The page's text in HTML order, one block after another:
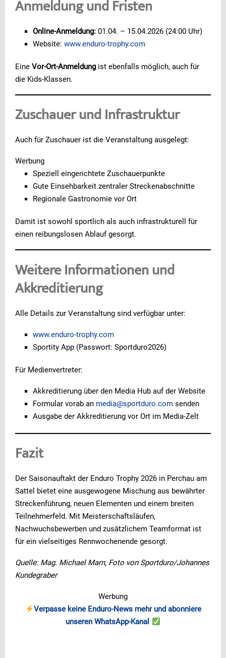
Anmeldung und Fristen
Online-Anmeldung: 01.04. – 15.04.2026 (24:00 Uhr)
Website: www.enduro-trophy.com
Eine Vor-Ort-Anmeldung ist ebenfalls möglich, auch für
die Kids-Klassen.
Zuschauer und Infrastruktur
Auch für Zuschauer ist die Veranstaltung ausgelegt:
Werbung
Speziell eingerichtete Zuschauerpunkte
Gute Einsehbarkeit zentraler Streckenabschnitte
Regionale Gastronomie vor Ort
Damit ist sowohl sportlich als auch infrastrukturell für
einen reibungslosen Ablauf gesorgt.
Weitere Informationen und
Akkreditierung
Alle Details zur Veranstaltung sind verfügbar unter:
www.enduro-trophy.com
Sportity App (Passwort: Sportduro2026)
Für Medienvertreter:
Akkreditierung über den Media Hub auf der Website
Formular vorab an media@sportduro.com senden
Ausgabe der Akkreditierung vor Ort im Media-Zelt
Fazit
Der Saisonauftakt der Enduro Trophy 2026 in Perchau am
Sattel bietet eine ausgewogene Mischung aus bewährter
Streckenführung, neuen Elementen und einem breiten
Teilnehmerfeld. Mit Meisterschaftsläufen,
Nachwuchsbewerben und zusätzlichem Teamformat ist
für ein vielseitiges Rennwochenende gesorgt.
Quelle: Mag. Michael Marn, Foto von Sportduro/Johannes
Kundegraber
Werbung
Verpasse keine Enduro-News mehr und abonniere
unseren WhatsApp-Kanal